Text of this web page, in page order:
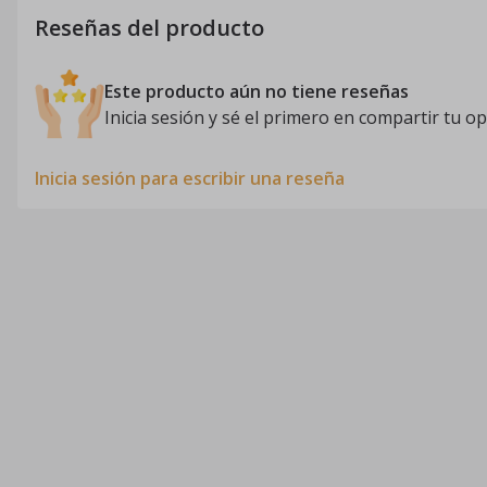
Reseñas del producto
Este producto aún no tiene reseñas
Inicia sesión y sé el primero en compartir tu
Inicia sesión para escribir una reseña